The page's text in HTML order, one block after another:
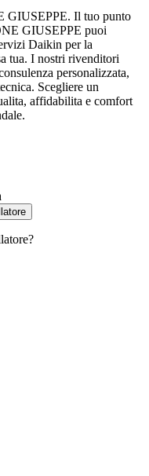
GIUSEPPE. Il tuo punto
GIUSEPPE puoi
Daikin per la
tua. I nostri rivenditori
personalizzata,
Scegliere un
affidabilita e comfort